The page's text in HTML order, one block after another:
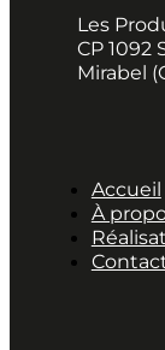
Les
CP 1092
Mirabel
Accueil
À